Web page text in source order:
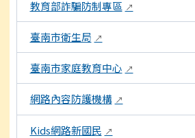
教育部詐騙防制專區 ↗
臺南市衛生局 ↗
臺南市家庭教育中心 ↗
網路內容防護機構 ↗
Kids網路新國民 ↗